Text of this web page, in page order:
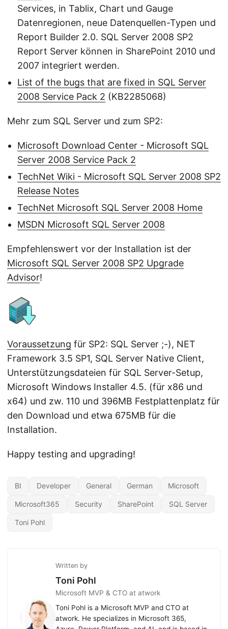
Services, in Tablix, Chart und Gauge
Datenregionen, neue Datenquellen-Typen und
Report Builder 2.0. SQL Server 2008 SP2
Report Server können in SharePoint 2010 und
2007 integriert werden.
List of the bugs that are fixed in SQL Server
2008 Service Pack 2 (KB2285068)
Mehr zum SQL Server und zum SP2:
Microsoft Download Center - Microsoft SQL
Server 2008 Service Pack 2
TechNet Wiki - Microsoft SQL Server 2008 SP2
Release Notes
TechNet Microsoft SQL Server 2008 Home
MSDN Microsoft SQL Server 2008
Empfehlenswert vor der Installation ist der
Microsoft SQL Server 2008 SP2 Upgrade
Advisor!
Voraussetzung für SP2: SQL Server ;-), NET
Framework 3.5 SP1, SQL Server Native Client,
Unterstützungsdateien für SQL Server-Setup,
Microsoft Windows Installer 4.5. (für x86 und
x64) und zw. 110 und 396MB Festplattenplatz für
den Download und etwa 675MB für die
Installation.
Happy testing and upgrading!
BI Developer General German Microsoft
Microsoft365 Security SharePoint SQL Server
Toni Pohl
Written by
Toni Pohl
Microsoft MVP & CTO at atwork
Toni Pohl is a Microsoft MVP and CTO at
atwork. He specializes in Microsoft 365,